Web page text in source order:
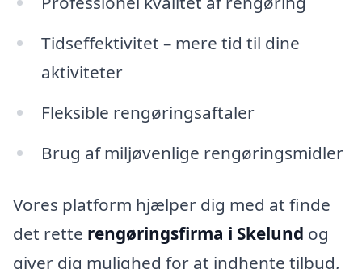
Tidseffektivitet – mere tid til dine
aktiviteter
Fleksible rengøringsaftaler
Brug af miljøvenlige rengøringsmidler
Vores platform hjælper dig med at finde
det rette rengøringsfirma i Skelund og
giver dig mulighed for at indhente tilbud,